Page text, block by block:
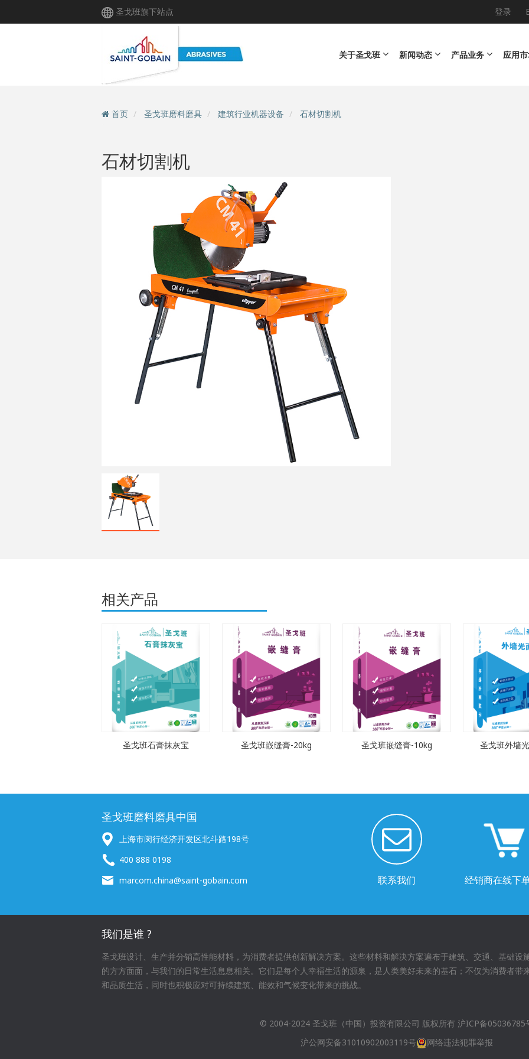
圣戈班旗下站点 登录
关于圣戈班 新闻动态 产品业务 应用
首页 圣戈班磨料磨具 建筑行业机器设备 石材切割机
石材切割机
相关产品
圣戈班石膏抹灰宝 圣戈班嵌缝膏-20kg 圣戈班嵌缝膏-10kg 圣戈班外墙
圣戈班磨料磨具中国
上海市闵行经济开发区北斗路198号
400 888 0198
marcom.china@saint-gobain.com
联系我们 经销商在线下
我们是谁 ?
圣戈班设计、生产并分销高性能材料，为消费者提供创新解决方案。这些材料和解决方案遍布于建筑、交通、基础设
的方方面面，与我们的日常生活息息相关。它们是每个人幸福生活的源泉，是人类美好未来的基石；不仅为消费者带
和品质生活，同时也积极应对可持续建筑、能效和气候变化带来的挑战。
© 2004-2024 圣戈班（中国）投资有限公司 版权所有 沪ICP备05036785
沪公网安备31010902003119号
网络违法犯罪举报